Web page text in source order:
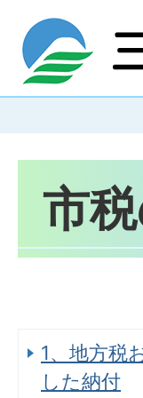
市
1、地方税
した納付